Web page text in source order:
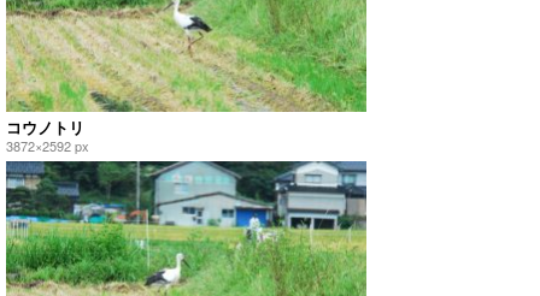
コウノトリ
3872×2592 px